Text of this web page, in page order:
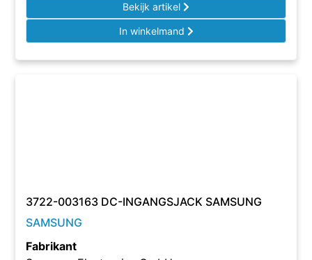
Bekijk artikel
In winkelmand
3722-003163 DC-INGANGSJACK SAMSUNG
SAMSUNG
Fabrikant